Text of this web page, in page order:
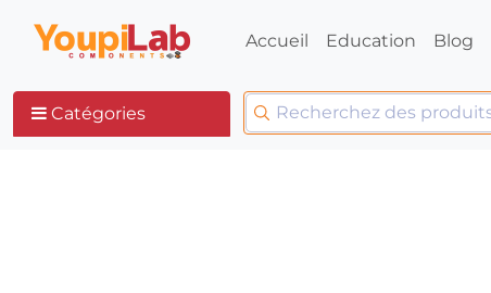
Accueil Education Blog
Catégories